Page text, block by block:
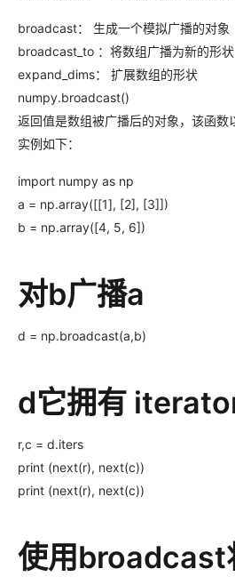
broadcast： 生成一个模拟广播的对象
broadcast_to ：将数组广播为新的形状
expand_dims： 扩展数组的形状
numpy.broadcast()
返回值是数组被广播后的对象，该函数
实例如下：
import numpy as np
a = np.array([[1], [2], [3]])
b = np.array([4, 5, 6])
对b广播a
d = np.broadcast(a,b)
d它拥有
r,c = d.iters
print (next(r), next(c))
print (next(r), next(c))
使用broadcast